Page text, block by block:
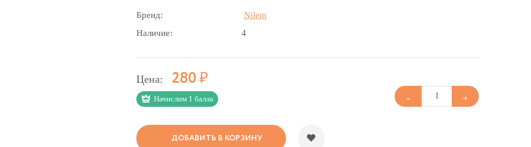
Бренд:
Nilem
Наличие:
4
Цена: 280
Начислим 1 балла
ДОБАВИТЬ В КОРЗИНУ